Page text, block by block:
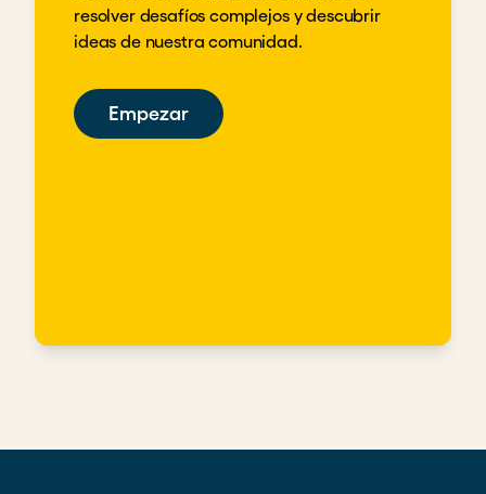
resolver desafíos complejos y descubrir
ideas de nuestra comunidad.
Empezar